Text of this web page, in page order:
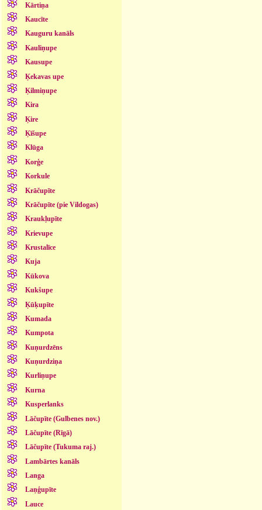
Kārtiņa
Kaucīte
Kauguru kanāls
Kauliņupe
Kausupe
Ķekavas upe
Ķilmiņupe
Kira
Ķire
Ķīšupe
Klūga
Korģe
Korkule
Krāčupīte
Krāčupīte (pie Vildogas)
Kraukļupīte
Krievupe
Krustalīce
Kuja
Kūkova
Kukšupe
Ķūķupīte
Kumada
Kumpota
Kuņurdzēns
Kuņurdziņa
Kurliņupe
Kurna
Kusperlanks
Lāčupīte (Gulbenes nov.)
Lāčupīte (Rīgā)
Lāčupīte (Tukuma raj.)
Lambārtes kanāls
Langa
Laņģupīte
Lauce